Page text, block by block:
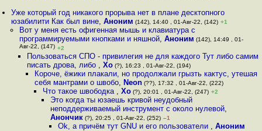
Уже который год никакого прорыва нет в плане десктопного
юзабилити Как был вине,Аноним (142), 14:40 , 01-Авг-22, (142) +1
Вот у меня есть офигенная мышь и клавиатура с
программируемыми кнопками и няшной, Аноним (142), 14:49 , 01-
Авг-22, (147) +2
Пользоваться СПО - привилегия не для каждого Тут либо самим
писать дрова, либо , Xo(?), 16:23 , 01-Авг-22, (194)
Короче, ёжики плакали, но продолжали грызть кактус, утешая
себя мантрами о швобо, Neon (??), 17:32 , 01-Авг-22, (222)
Что такое швободка , Xo(?), 20:01 , 01-Авг-22, (247) +2
Это когда ты юзаешь кривой неудобный
неподдерживаемый инструмент с около нулевой,
Анончик(?), 20:25 , 01-Авг-22, (252) –1
Ok, а причём тут GNU и его пользователи ,Аноним